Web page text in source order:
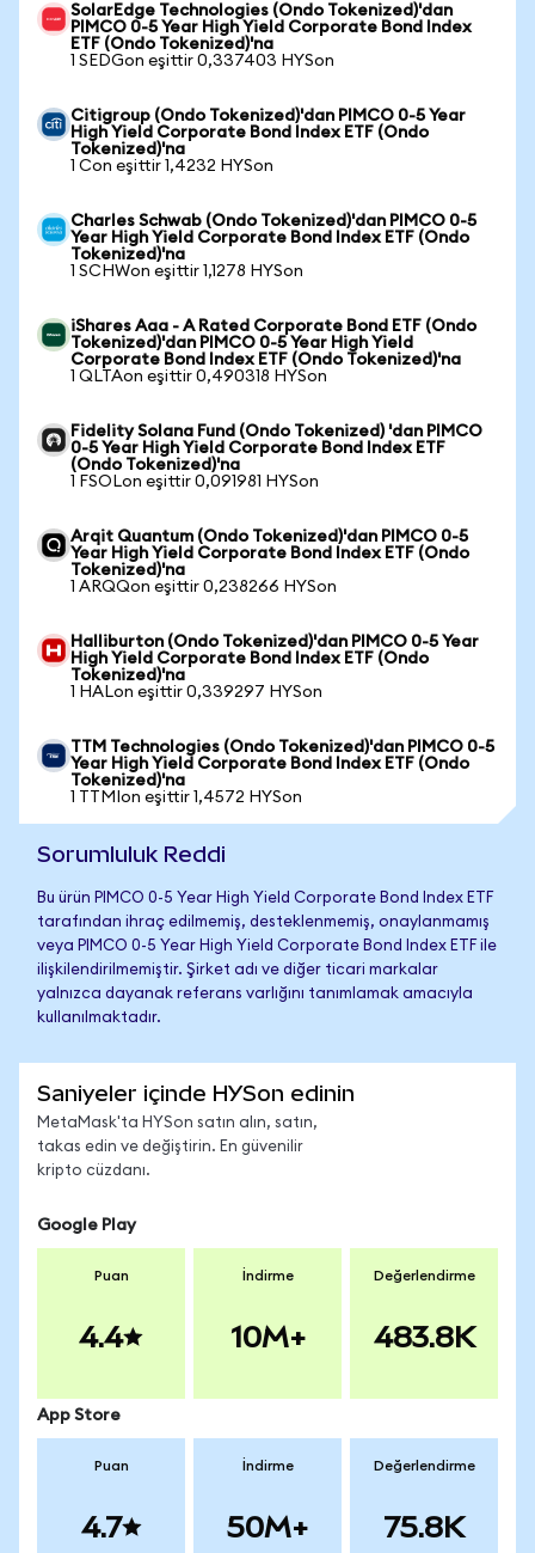
SolarEdge Technologies (Ondo Tokenized)'dan
PIMCO 0-5 Year High Yield Corporate Bond Index
ETF (Ondo Tokenized)'na
1 SEDGon eşittir 0,337403 HYSon
Citigroup (Ondo Tokenized)'dan PIMCO 0-5 Year
High Yield Corporate Bond Index ETF (Ondo
Tokenized)'na
1 Con eşittir 1,4232 HYSon
Charles Schwab (Ondo Tokenized)'dan PIMCO 0-5
Year High Yield Corporate Bond Index ETF (Ondo
Tokenized)'na
1 SCHWon eşittir 1,1278 HYSon
iShares Aaa - A Rated Corporate Bond ETF (Ondo
Tokenized)'dan PIMCO 0-5 Year High Yield
Corporate Bond Index ETF (Ondo Tokenized)'na
1 QLTAon eşittir 0,490318 HYSon
Fidelity Solana Fund (Ondo Tokenized) 'dan PIMCO
0-5 Year High Yield Corporate Bond Index ETF
(Ondo Tokenized)'na
1 FSOLon eşittir 0,091981 HYSon
Arqit Quantum (Ondo Tokenized)'dan PIMCO 0-5
Year High Yield Corporate Bond Index ETF (Ondo
Tokenized)'na
1 ARQQon eşittir 0,238266 HYSon
Halliburton (Ondo Tokenized)'dan PIMCO 0-5 Year
High Yield Corporate Bond Index ETF (Ondo
Tokenized)'na
1 HALon eşittir 0,339297 HYSon
TTM Technologies (Ondo Tokenized)'dan PIMCO 0-5
Year High Yield Corporate Bond Index ETF (Ondo
Tokenized)'na
1 TTMIon eşittir 1,4572 HYSon
Sorumluluk Reddi
Bu ürün PIMCO 0-5 Year High Yield Corporate Bond Index ETF
tarafından ihraç edilmemiş, desteklenmemiş, onaylanmamış
veya PIMCO 0-5 Year High Yield Corporate Bond Index ETF ile
ilişkilendirilmemiştir. Şirket adı ve diğer ticari markalar
yalnızca dayanak referans varlığını tanımlamak amacıyla
kullanılmaktadır.
Saniyeler içinde HYSon edinin
MetaMask'ta HYSon satın alın, satın,
takas edin ve değiştirin. En güvenilir
kripto cüzdanı.
Google Play
Puan
4.4
İndirme
10M+
Değerlendirme
483.8K
App Store
Puan
4.7
İndirme
50M+
Değerlendirme
75.8K